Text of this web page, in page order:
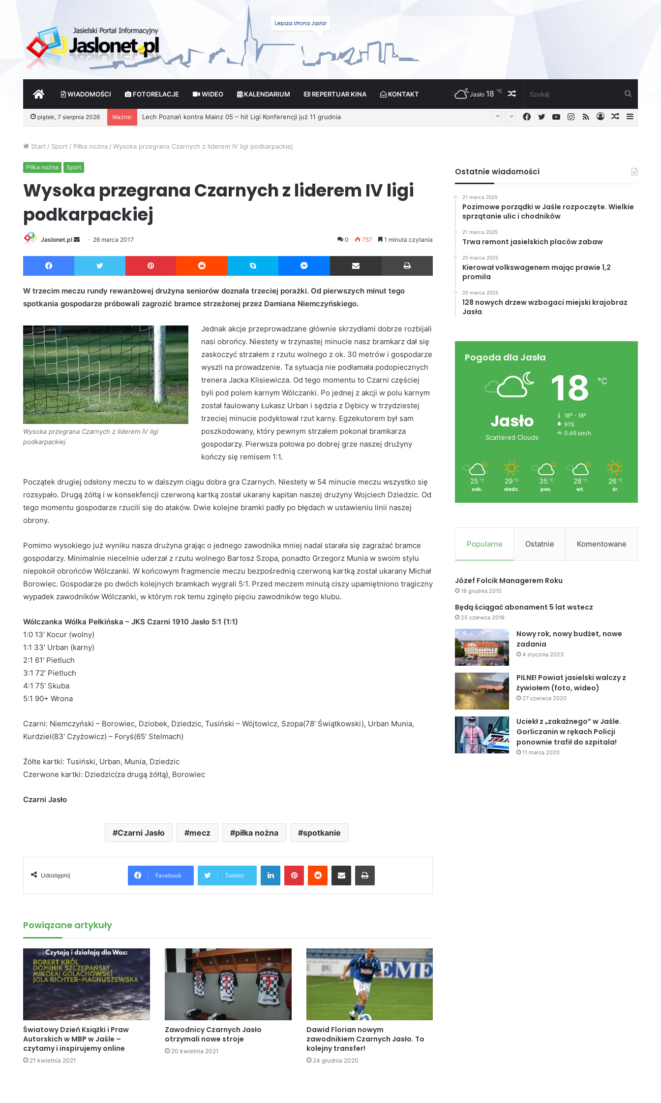
START WIADOMOŚCI FOTORELACJE WIDEO KALENDARIUM REPERTUAR KINA KONTAKT Losowy
artykuł
Jasło 18 ℃
piątek, 7 sierpnia 2026 Ważne:
Losowy
Zaloguj
RSS
Instagram
YouTube
Twitter
Facebook
Start / Sport / Piłka nożna / Wysoka przegrana Czarnych z liderem IV ligi podkarpackiej
Piłka nożna Sport
Wysoka przegrana Czarnych z liderem IV ligi
podkarpackiej
Jaslonet.pl
d
a
i
l
26 marca 2017 0 757 1 minuta czytania
Facebook Twitter Pinterest Reddit Skype Messenger Udostępnij przez Email
W trzecim meczu rundy rewanżowej drużyna seniorów doznała trzeciej porażki. Od pierwszych minut tego
spotkania gospodarze próbowali zagrozić bramce strzeżonej przez Damiana Niemczyńskiego.
Wysoka przegrana Czarnych z liderem IV ligi
podkarpackiej
Jednak akcje przeprowadzane głównie skrzydłami dobrze rozbijali
nasi obrońcy. Niestety w trzynastej minucie nasz bramkarz dał się
zaskoczyć strzałem z rzutu wolnego z ok. 30 metrów i gospodarze
wyszli na prowadzenie. Ta sytuacja nie podłamała podopiecznych
trenera Jacka Klisiewicza. Od tego momentu to Czarni częściej
byli pod polem karnym Wólczanki. Po jednej z akcji w polu karnym
został faulowany Łukasz Urban i sędzia z Dębicy w trzydziestej
trzeciej minucie podyktował rzut karny. Egzekutorem był sam
poszkodowany, który pewnym strzałem pokonał bramkarza
gospodarzy. Pierwsza połowa po dobrej grze naszej drużyny
kończy się remisem 1:1.
Początek drugiej odsłony meczu to w dalszym ciągu dobra gra Czarnych. Niestety w 54 minucie meczu wszystko się
rozsypało. Drugą żółtą i w konsekfencji czerwoną kartką został ukarany kapitan naszej drużyny Wojciech Dziedzic. Od
tego momentu gospodarze rzucili się do ataków. Dwie kolejne bramki padły po błędach w ustawieniu linii naszej
obrony.
Pomimo wysokiego już wyniku nasza drużyna grając o jednego zawodnika mniej nadal starała się zagrażać bramce
gospodarzy. Minimalnie niecelnie uderzał z rzutu wolnego Bartosz Szopa, ponadto Grzegorz Munia w swoim stylu
niepokoił obrońców Wólczanki. W końcowym fragmencie meczu bezpośrednią czerwoną kartką został ukarany Michał
Borowiec. Gospodarze po dwóch kolejnych bramkach wygrali 5:1. Przed meczem minutą ciszy upamiętniono tragiczny
wypadek zawodników Wólczanki, w którym rok temu zginęło pięciu zawodników tego klubu.
Wólczanka Wólka Pełkińska – JKS Czarni 1910 Jasło 5:1 (1:1)
1:0 13′ Kocur (wolny)
1:1 33′ Urban (karny)
2:1 61′ Pietluch
3:1 72′ Pietluch
4:1 75′ Skuba
5:1 90+ Wrona
Czarni: Niemczyński – Borowiec, Dziobek, Dziedzic, Tusiński – Wójtowicz, Szopa(78′ Świątkowski), Urban Munia,
Kurdziel(83′ Czyżowicz) – Foryś(65′ Stelmach)
Żółte kartki: Tusiński, Urban, Munia, Dziedzic
Czerwone kartki: Dziedzic(za drugą żółtą), Borowiec
Czarni Jasło
Czarni Jasło mecz piłka nożna spotkanie
Udostępnij Facebook Twitter
LinkedIn
Powiązane artykuły
Światowy Dzień Książki i Praw
Autorskich w MBP w Jaśle –
czytamy i inspirujemy online
21 kwietnia 2021
Zawodnicy Czarnych Jasło
otrzymali nowe stroje
20 kwietnia 2021
Dawid Florian nowym
zawodnikiem Czarnych Jasło. To
kolejny transfer!
24 grudnia 2020
Ostatnie wiadomości
21 marca 2025
Pozimowe porządki w Jaśle rozpoczęte. Wielkie
sprzątanie ulic i chodników
21 marca 2025
Trwa remont jasielskich placów zabaw
20 marca 2025
Kierował volkswagenem mając prawie 1,2
promila
20 marca 2025
128 nowych drzew wzbogaci miejski krajobraz
Jasła
Pogoda dla Jasła
Jasło
Scattered Clouds
18 ℃
18º - 18º
91%
0.46 km/h
25 ℃
sob.
29 ℃
niedz.
35 ℃
pon.
28 ℃
wt.
26 ℃
śr.
Popularne Ostatnie Komentowane
Józef Folcik Managerem Roku
18 grudnia 2010
Będą ściągać abonament 5 lat wstecz
25 czerwca 2016
Nowy rok, nowy budżet, nowe
zadania
4 stycznia 2023
PILNE! Powiat jasielski walczy z
żywiołem (foto, wideo)
27 czerwca 2020
Uciekł z „zakaźnego” w Jaśle.
Gorliczanin w rękach Policji
ponownie trafił do szpitala!
11 marca 2020